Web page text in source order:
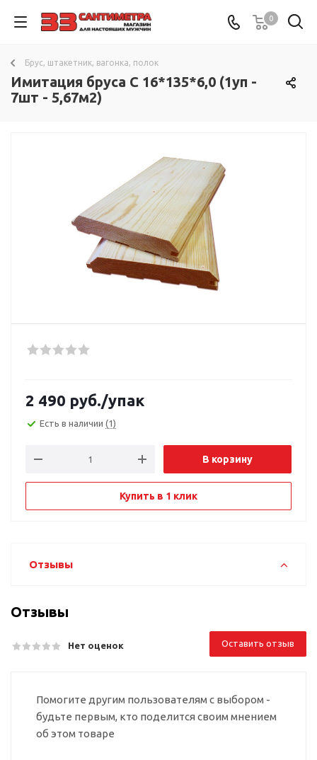
0
Брус, штакетник, вагонка, полок
Имитация бруса С 16*135*6,0 (1уп -
7шт - 5,67м2)
2 490 руб./упак
Есть в наличии (1)
В корзину
Купить в 1 клик
Отзывы
Отзывы
Нет оценок Оставить отзыв
Помогите другим пользователям с выбором -
будьте первым, кто поделится своим мнением
об этом товаре